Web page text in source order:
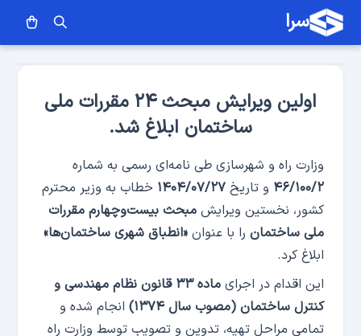
سرا
اولین ویرایش مبحث ۲۴ مقررات ملی
ساختمان ابلاغ شد.
وزارت راه و شهرسازی طی نامه‌ای رسمی به شماره
۴۶/۱۰۰/۲ و تاریخ۱۴۰۴/۰۷/۲۷ خطاب به وزیر محترم
کشور، نخستین ویرایشمبحث بیست‌وچهارم مقررات
ملی ساختمان را با عنوان«انطباق شهری ساختمان‌ها»
ابلاغ کرد.
این اقدام در اجرایماده ۳۳
قانون نظام مهندسی و
کنترل ساختمان (مصوب سال ۱۳۷۴)
انجام شده و
تمامی مراحل تهیه، تدوین و تصویب توسط وزارت راه